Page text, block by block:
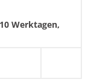
Werktagen,